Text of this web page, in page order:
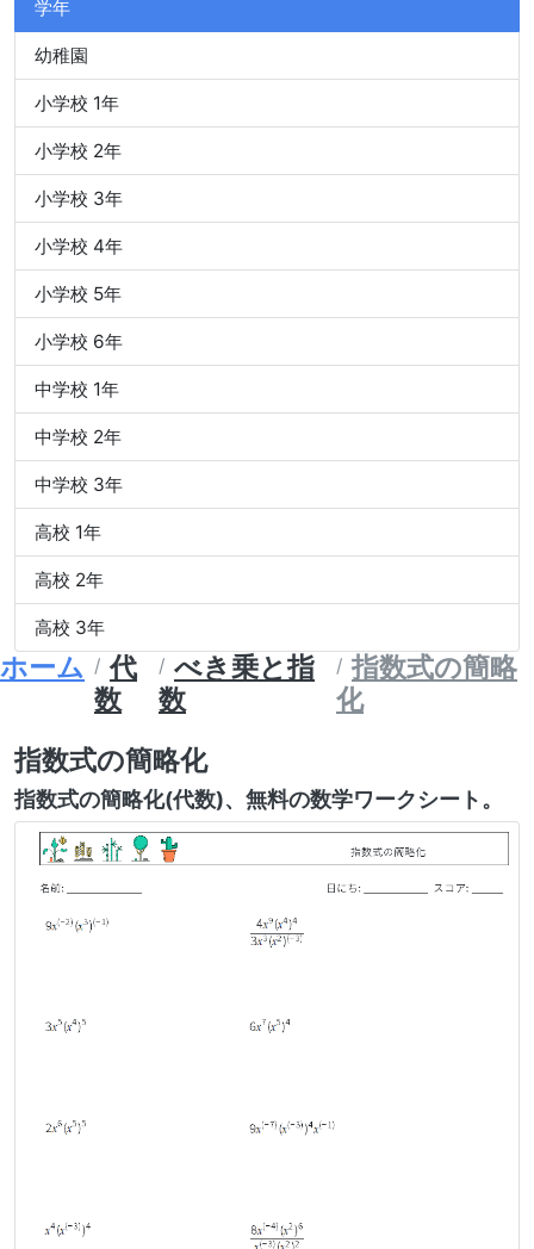
学年
幼稚園
小学校 1年
小学校 2年
小学校 3年
小学校 4年
小学校 5年
小学校 6年
中学校 1年
中学校 2年
中学校 3年
高校 1年
高校 2年
高校 3年
ホーム
代
数
べき乗と指
数
指数式の簡略
化
指数式の簡略化
指数式の簡略化(代数)、無料の数学ワークシート。